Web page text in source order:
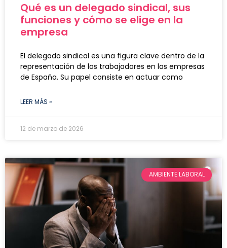
Qué es un delegado sindical, sus
funciones y cómo se elige en la
empresa
El delegado sindical es una figura clave dentro de la
representación de los trabajadores en las empresas
de España. Su papel consiste en actuar como
LEER MÁS »
12 de marzo de 2026
AMBIENTE LABORAL